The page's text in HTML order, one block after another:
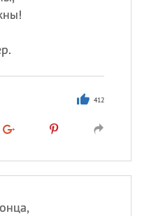
412